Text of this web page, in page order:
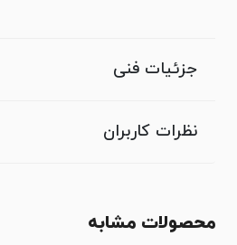
جزئیات فنی
نظرات کاربران
محصولات مشابه